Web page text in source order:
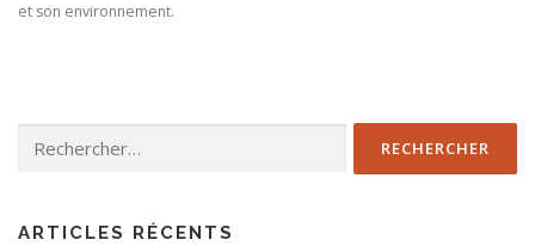
et son environnement.
ARTICLES RÉCENTS